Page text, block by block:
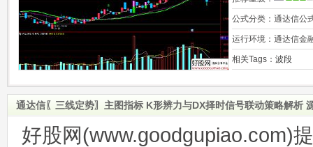
公式分类： 通达信公
运行环境： 通达信金
相关Tags： 波段
通达信〖三线定势〗主图指标 K形辨力与DX择时信号联动策略解析
好股网(www.goodgupiao.com)